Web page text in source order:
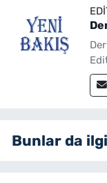
Bunlar da